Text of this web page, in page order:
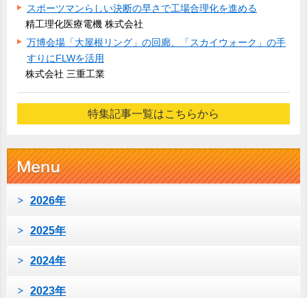
スポーツマンらしい決断の早さで工場合理化を進める
精工理化医療電機 株式会社
万博会場「大屋根リング」の回廊、「スカイウォーク」の手
すりにFLWを活用
株式会社 三重工業
特集記事一覧はこちらから
2026年
2025年
2024年
2023年